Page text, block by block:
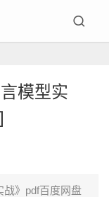
模型实
战》pdf百度网盘